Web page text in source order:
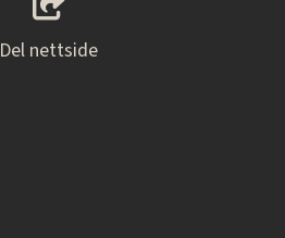
Del nettside